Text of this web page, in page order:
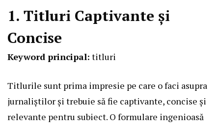
1. Titluri Captivante și
Concise
Keyword principal: titluri
Titlurile sunt prima impresie pe care o faci asupra
jurnaliștilor și trebuie să fie captivante, concise și
relevante pentru subiect. O formulare ingenioasă